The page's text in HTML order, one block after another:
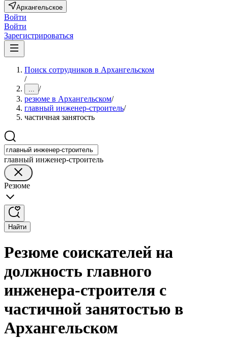
Архангельское
Войти
Войти
Зарегистрироваться
Поиск сотрудников в Архангельском
/
... /
резюме в Архангельском/
главный инженер-строитель/
частичная занятость
главный инженер-строитель
Резюме
Найти
Резюме соискателей на
должность главного
инженера-строителя с
частичной занятостью в
Архангельском